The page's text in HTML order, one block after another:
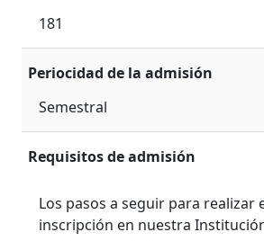
181
Periocidad de la admisión
Semestral
Requisitos de admisión
Los pasos a seguir para realizar
inscripción en nuestra